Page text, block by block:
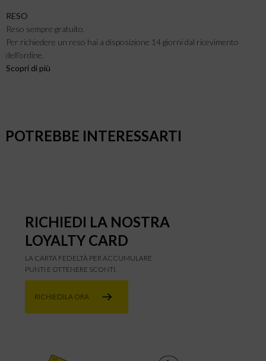
RESO
Reso sempre gratuito.
Per richiedere un reso hai a disposizione 14 giorni dal ricevimento
dell’ordine.
Scopri di più
POTREBBE INTERESSARTI
RICHIEDI LA NOSTRA
LOYALTY CARD
LA CARTA FEDELTÀ PER ACCUMULARE
PUNTI E OTTENERE SCONTI.
RICHIEDILA ORA